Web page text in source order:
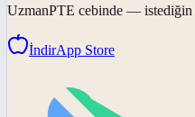
UzmanPTE cebinde — istediğin
İndirApp Store